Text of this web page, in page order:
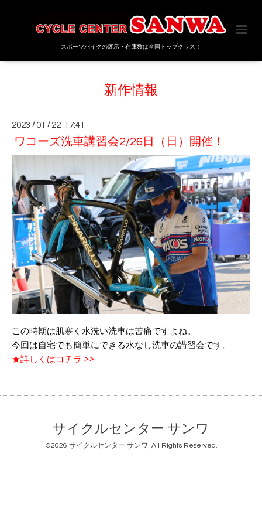
スポーツバイクの展示・在庫数は全国トップクラス！
新作情報
2023 /01 / 22 17:41
ワコーズ洗車講習会2/26日（日）開催！
この時期は肌寒く水洗い洗車は苦痛ですよね。
今回は自宅でも簡単にできる水なし洗車の講習会です。
★詳しくはコチラ >>
サイクルセンター サンワ
©2026 サイクルセンター サンワ. All Rights Reserved.